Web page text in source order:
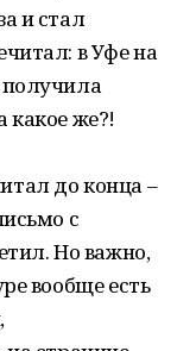
и стал
в Уфе на
получила
какое же?!
до конца –
с
Но важно,
вообще есть